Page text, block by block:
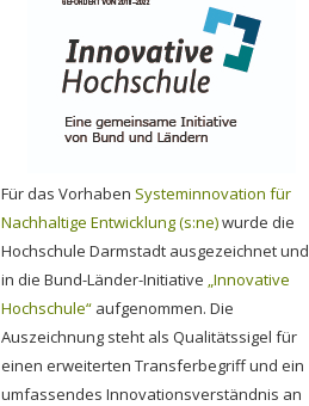
Für das Vorhaben Systeminnovation für
Nachhaltige Entwicklung (s:ne)wurde die
Hochschule Darmstadt ausgezeichnet und
in die Bund-Länder-Initiative „Innovative
Hochschule“ aufgenommen. Die
Auszeichnung steht als Qualitätssigel für
einen erweiterten Transferbegriff und ein
umfassendes Innovationsverständnis an